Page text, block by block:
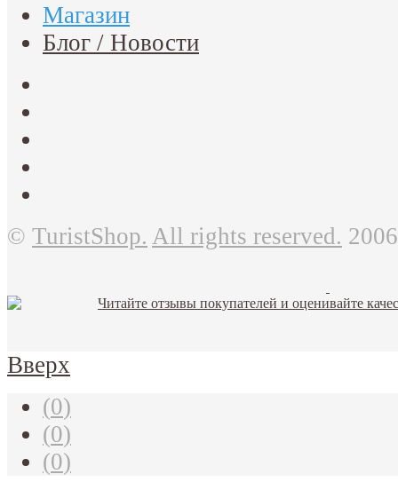
Магазин
Блог / Новости
© TuristShop. All rights reserved.
Вверх
(0)
(0)
(0)